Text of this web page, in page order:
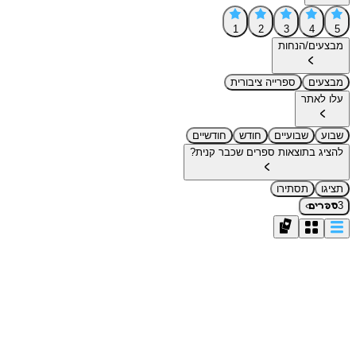
5
4
3
2
1
מבצעים/הנחות
מבצעים
ספרייה ציבורית
עלו לאתר
שבוע שבועיים חודש
חודשיים
להציג בתוצאות ספרים שכבר קנית?
תציגו
תסתירו
3ספרים›